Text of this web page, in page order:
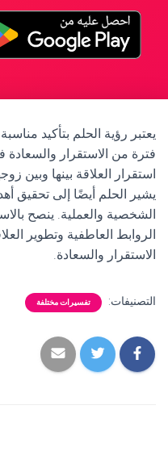
يعتبر رؤية الحلم بتأكيد
فترة من الاستقرار والسعادة
استقرار العلاقة بينها وبين
يشير الحلم أيضًا إلى تحقيق
الشخصية والعملية. ينصح
الروابط العاطفية وتطوير
الاستقرار والسعادة.
التصنيفات: تفسيرات مختلفة